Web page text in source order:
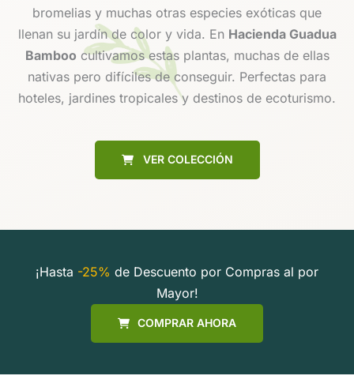
bromelias y muchas otras especies exóticas que
llenan su jardín de color y vida. En Hacienda Guadua
Bamboo cultivamos estas plantas, muchas de ellas
nativas pero difíciles de conseguir. Perfectas para
hoteles, jardines tropicales y destinos de ecoturismo.
VER COLECCIÓN
¡Hasta -25% de Descuento por Compras al por
Mayor!
COMPRAR AHORA